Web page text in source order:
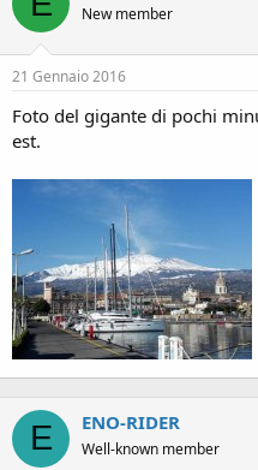
New member
21 Gennaio 2016
Foto del gigante di pochi
est.
E ENO-RIDER
Well-known member